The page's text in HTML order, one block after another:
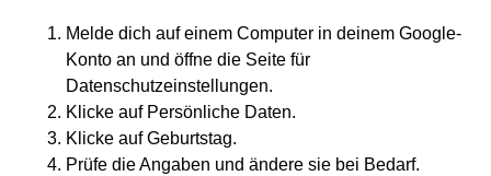
Melde dich auf einem Computer in deinem Google-
Konto an und öffne die Seite für
Datenschutzeinstellungen.
Klicke auf Persönliche Daten.
Klicke auf Geburtstag.
Prüfe die Angaben und ändere sie bei Bedarf.